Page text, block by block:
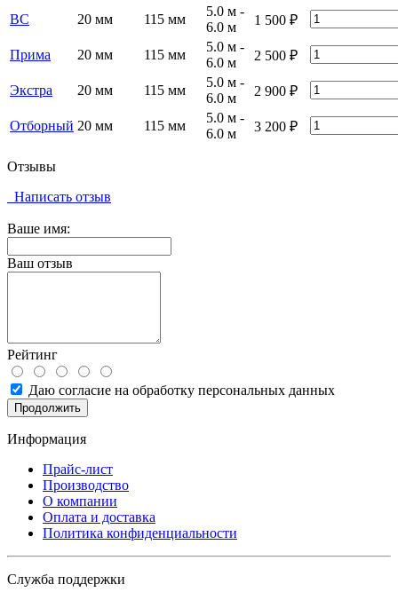
ВС 20 мм 115 мм
5.0 м -
6.0 м
1 500 ₽
Прима 20 мм 115 мм
5.0 м -
6.0 м
2 500 ₽
Экстра 20 мм 115 мм
5.0 м -
6.0 м
2 900 ₽
Отборный 20 мм 115 мм
5.0 м -
6.0 м
3 200 ₽
Отзывы
Написать отзыв
Ваше имя:
Ваш отзыв
Рейтинг
Даю согласие на обработку персональных данных
Продолжить
Информация
Прайс-лист
Производство
О компании
Оплата и доставка
Политика конфиденциальности
Служба поддержки